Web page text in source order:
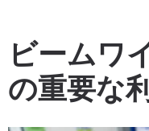
ビームワ
の重要な